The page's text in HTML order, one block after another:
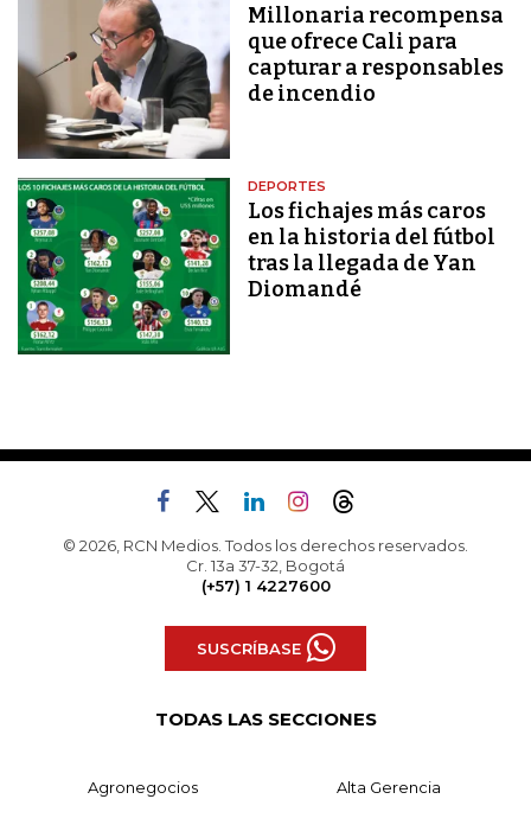
Millonaria recompensa
que ofrece Cali para
capturar a responsables
de incendio
DEPORTES
Los fichajes más caros
en la historia del fútbol
tras la llegada de Yan
Diomandé
© 2026, RCN Medios. Todos los derechos reservados.
Cr. 13a 37-32, Bogotá
(+57) 1 4227600
SUSCRÍBASE
TODAS LAS SECCIONES
Agronegocios Alta Gerencia